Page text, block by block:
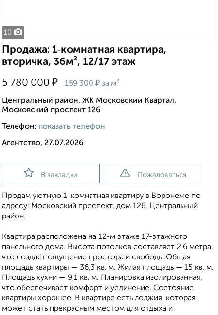
10
Продажа: 1‑комнатная квартира,
вторичка, 36м², 12/17 этаж
5 780 000 ₽ 159 300 ₽ за м²
Центральный район, ЖК Московский Квартал,
Московский проспект 126
Телефон: показать телефон
Агентство, 27.07.2026
В закладки Пожаловаться
Продам уютную 1-комнатная квартиру в Воронеже по
адресу: Московский проспект, дом 126, Центральный
район.
Квартира расположена на 12-м этаже 17-этажного
панельного дома. Высота потолков составляет 2,6 метра,
что создаёт ощущение простора и свободы.Общая
площадь квартиры — 36,3 кв. м. Жилая площадь — 15 кв. м.
Площадь кухни — 9,1 кв. м. Планировка изолированная,
что обеспечивает комфорт и уединение. Состояние
квартиры хорошее. В квартире есть лоджия, которая
может стать прекрасным местом для отдыха и